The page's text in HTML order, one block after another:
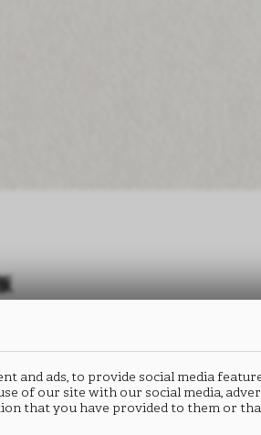
and ads, to provide social media
of our site with our social media,
that you have provided to them or